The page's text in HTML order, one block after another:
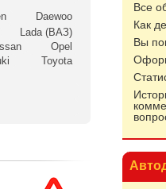
Все
Как
Вы
Daewoo
Lada (ВАЗ)
Opel
Toyota